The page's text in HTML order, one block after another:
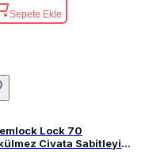
Sepete Ekle
Lock 70
Civata Sabitleyici